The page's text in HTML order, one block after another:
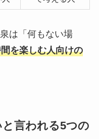
は「何もない場
を楽しむ人向けの
言われる5つの